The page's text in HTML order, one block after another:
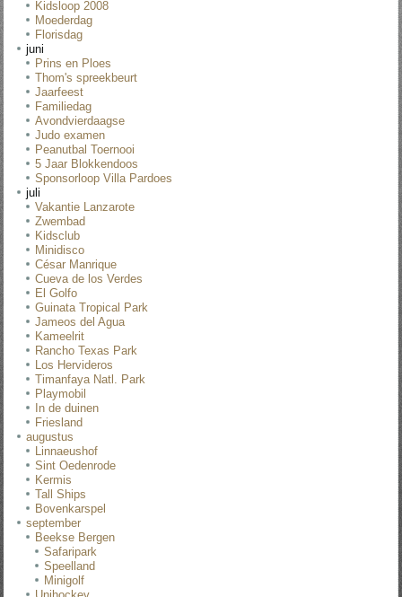
Kidsloop 2008
Moederdag
Florisdag
juni
Prins en Ploes
Thom's spreekbeurt
Jaarfeest
Familiedag
Avondvierdaagse
Judo examen
Peanutbal Toernooi
5 Jaar Blokkendoos
Sponsorloop Villa Pardoes
juli
Vakantie Lanzarote
Zwembad
Kidsclub
Minidisco
César Manrique
Cueva de los Verdes
El Golfo
Guinata Tropical Park
Jameos del Agua
Kameelrit
Rancho Texas Park
Los Hervideros
Timanfaya Natl. Park
Playmobil
In de duinen
Friesland
augustus
Linnaeushof
Sint Oedenrode
Kermis
Tall Ships
Bovenkarspel
september
Beekse Bergen
Safaripark
Speelland
Minigolf